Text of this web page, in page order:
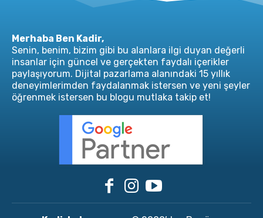
Merhaba Ben Kadir,
Senin, benim, bizim gibi bu alanlara ilgi duyan değerli
insanlar için güncel ve gerçekten faydalı içerikler
paylaşıyorum. Dijital pazarlama alanındaki 15 yıllık
deneyimlerimden faydalanmak istersen ve yeni şeyler
öğrenmek istersen bu blogu mutlaka takip et!